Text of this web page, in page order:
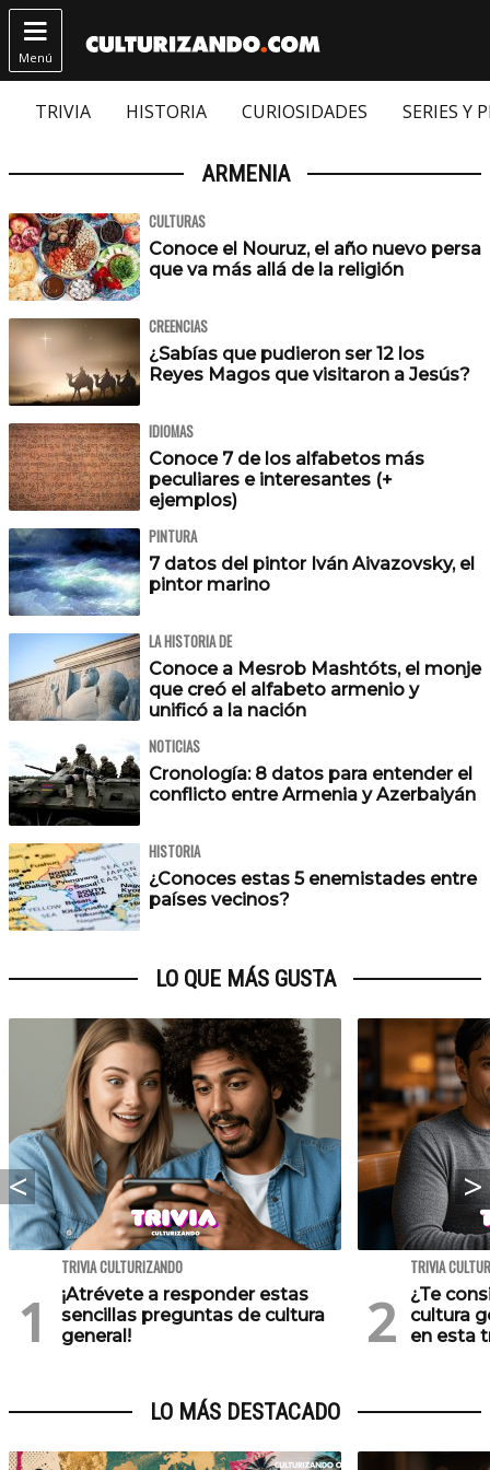

Menú
TRIVIA HISTORIA CURIOSIDADES SERIES Y
ARMENIA
CULTURAS
Conoce el Nouruz, el año nuevo persa
que va más allá de la religión
CREENCIAS
¿Sabías que pudieron ser 12 los
Reyes Magos que visitaron a Jesús?
IDIOMAS
Conoce 7 de los alfabetos más
peculiares e interesantes (+
ejemplos)
PINTURA
7 datos del pintor Iván Aivazovsky, el
pintor marino
LA HISTORIA DE
Conoce a Mesrob Mashtóts, el monje
que creó el alfabeto armenio y
unificó a la nación
NOTICIAS
Cronología: 8 datos para entender el
conflicto entre Armenia y Azerbaiyán
HISTORIA
¿Conoces estas 5 enemistades entre
países vecinos?
LO QUE MÁS GUSTA
TRIVIA CULTURIZANDO
¡Atrévete a responder estas
sencillas preguntas de cultura
general!
TRIVIA
¿Te
cultura
en esta
LO MÁS DESTACADO